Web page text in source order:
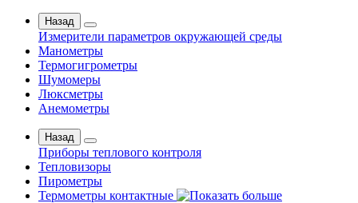
Назад
Измерители параметров окружающей среды
Манометры
Термогигрометры
Шумомеры
Люксметры
Анемометры
Назад
Приборы теплового контроля
Тепловизоры
Пирометры
Термометры контактные